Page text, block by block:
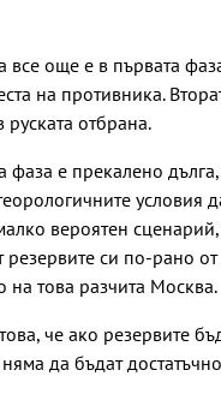
все още е в първата
на противника.
руската отбрана.
фаза е прекалено
условия
вероятен
резервите си по-рано
това разчита Москва.
че ако резервите
да бъдат